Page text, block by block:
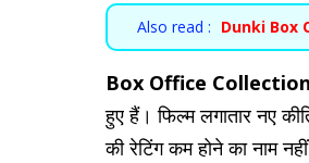
Also read : Dunki Box
Box Office
हुए हैं। फिल्म लगातार नए
की रेटिंग कम होने का नाम